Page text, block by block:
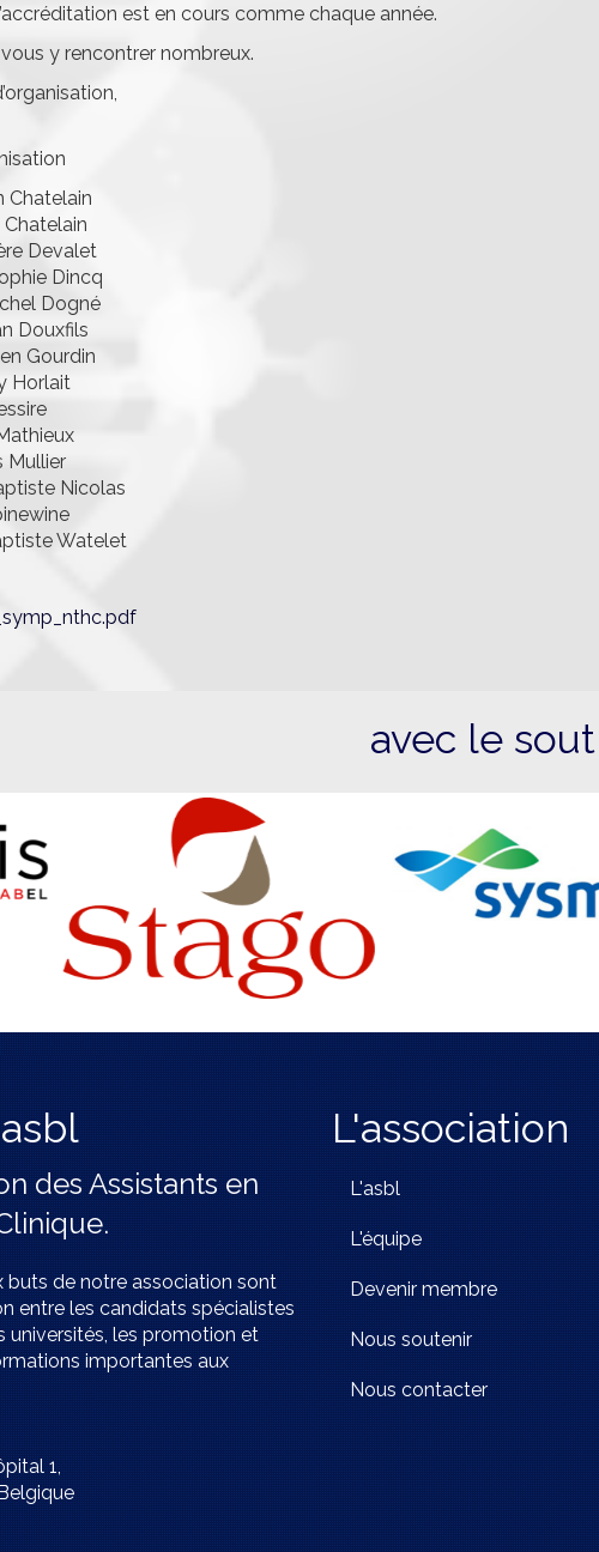
est en cours comme chaque année.
vous y rencontrer nombreux.
Chatelain
Chatelain
Devalet
Dincq
Dogné
Douxfils
Gourdin
Horlait
Mullier
Nicolas
Watelet
avec le
des Assistants en
buts de notre association sont
entre les candidats spécialistes
universités, les promotion et
importantes aux
1,
L'association
L'asbl
L'équipe
Devenir membre
Nous soutenir
Nous contacter